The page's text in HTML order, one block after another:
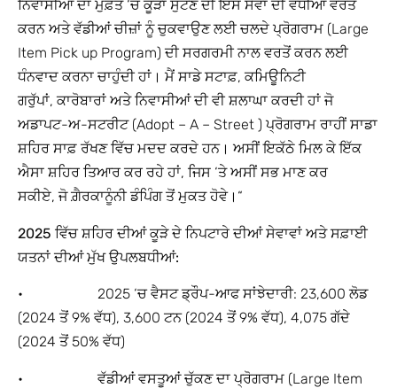
ਨਿਵਾਸੀਆਂ ਦਾ ਮੁਫ਼ਤ ‘ਚ ਕੂੜਾ ਸੁੱਟਣ ਦੀ ਇਸ ਸੇਵਾ ਦੀ ਵਧੀਆ ਵਰਤੋਂ
ਕਰਨ ਅਤੇ ਵੱਡੀਆਂ ਚੀਜ਼ਾਂ ਨੂੰ ਚੁਕਵਾਉਣ ਲਈ ਚਲਦੇ ਪ੍ਰੋਗਰਾਮ (Large
Item Pick up Program) ਦੀ ਸਰਗਰਮੀ ਨਾਲ ਵਰਤੋਂ ਕਰਨ ਲਈ
ਧੰਨਵਾਦ ਕਰਨਾ ਚਾਹੁੰਦੀ ਹਾਂ। ਮੈਂ ਸਾਡੇ ਸਟਾਫ਼, ਕਮਿਊਨਿਟੀ
ਗਰੁੱਪਾਂ, ਕਾਰੋਬਾਰਾਂ ਅਤੇ ਨਿਵਾਸੀਆਂ ਦੀ ਵੀ ਸ਼ਲਾਘਾ ਕਰਦੀ ਹਾਂ ਜੋ
ਅਡਾਪਟ-ਅ-ਸਟਰੀਟ (Adopt – A – Street ) ਪ੍ਰੋਗਰਾਮ ਰਾਹੀਂ ਸਾਡਾ
ਸ਼ਹਿਰ ਸਾਫ਼ ਰੱਖਣ ਵਿੱਚ ਮਦਦ ਕਰਦੇ ਹਨ। ਅਸੀਂ ਇਕੱਠੇ ਮਿਲ ਕੇ ਇੱਕ
ਐਸਾ ਸ਼ਹਿਰ ਤਿਆਰ ਕਰ ਰਹੇ ਹਾਂ, ਜਿਸ ‘ਤੇ ਅਸੀਂ ਸਭ ਮਾਣ ਕਰ
ਸਕੀਏ, ਜੋ ਗ਼ੈਰਕਾਨੂੰਨੀ ਡੰਪਿੰਗ ਤੋਂ ਮੁਕਤ ਹੋਵੇ।“
2025 ਵਿੱਚ ਸ਼ਹਿਰ ਦੀਆਂ ਕੂੜੇ ਦੇ ਨਿਪਟਾਰੇ ਦੀਆਂ ਸੇਵਾਵਾਂ ਅਤੇ ਸਫ਼ਾਈ
ਯਤਨਾਂ ਦੀਆਂ ਮੁੱਖ ਉਪਲਬਧੀਆਂ:
• 2025 ‘ਚ ਵੈਸਟ ਡ੍ਰੌਪ-ਆਫ ਸਾਂਝੇਦਾਰੀ: 23,600 ਲੋਡ
(2024 ਤੋਂ 9% ਵੱਧ), 3,600 ਟਨ (2024 ਤੋਂ 9% ਵੱਧ), 4,075 ਗੱਦੇ
(2024 ਤੋਂ 50% ਵੱਧ)
• ਵੱਡੀਆਂ ਵਸਤੂਆਂ ਚੁੱਕਣ ਦਾ ਪ੍ਰੋਗਰਾਮ (Large Item